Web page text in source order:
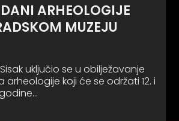
ARHEOLOGIJE
MUZEJU
uključio se u obilježavanje
arheologije koji će se održati 12. i